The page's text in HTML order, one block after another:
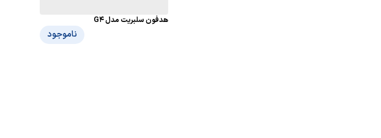
هدفون سلبریت مدل G4
ناموجود